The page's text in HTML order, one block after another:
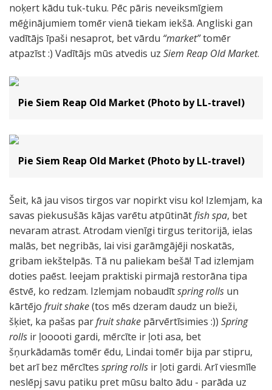
noķert kādu tuk-tuku. Pēc pāris neveiksmīgiem
mēģinājumiem tomēr vienā tiekam iekšā. Angliski gan
vadītājs īpaši nesaprot, bet vārdu “market”tomēr
atpazīst :) Vadītājs mūs atvedis uz Siem Reap Old Market.
Pie Siem Reap Old Market (Photo by LL-travel)
Pie Siem Reap Old Market (Photo by LL-travel)
Šeit, kā jau visos tirgos var nopirkt visu ko! Izlemjam, ka
savas piekusušās kājas varētu atpūtinātfish spa, bet
nevaram atrast. Atrodam vienīgi tirgus teritorijā, ielas
malās, bet negribās, lai visi garāmgājēji noskatās,
gribam iekštelpās. Tā nu paliekam bešā! Tad izlemjam
doties paēst. Ieejam praktiski pirmajā restorāna tipa
ēstvē, ko redzam. Izlemjam nobaudītspring rolls un
kārtējo fruit shake(tos mēs dzeram daudz un bieži,
šķiet, ka pašas parfruit shake pārvērtīsimies :)) Spring
rolls ir ļooooti gardi, mērcīte ir ļoti asa, bet
šņurkādamās tomēr ēdu, Lindai tomēr bija par stipru,
bet arī bez mērcītes spring rolls ir ļoti gardi. Arī viesmīle
neslēpj savu patiku pret mūsu balto ādu - parāda uz